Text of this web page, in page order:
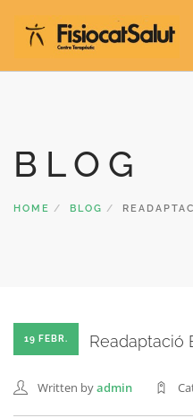
NOSALTRES
BLOC
BLOG
HOME BLOG
19 FEBR. Readaptació
Written byadmin